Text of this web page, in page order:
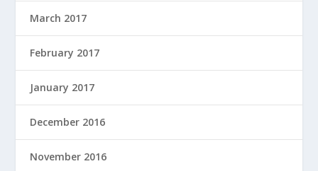
March 2017
February 2017
January 2017
December 2016
November 2016